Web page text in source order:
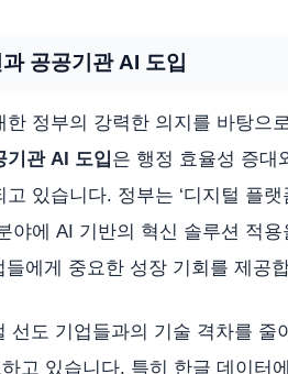
공공기관 AI 도입
정부의 강력한 의지를 바탕으
기관 AI 도입은 행정 효율성 증대
있습니다. 정부는 ‘디지털 플랫
야에 AI 기반의 혁신 솔루션 적
에게 중요한 성장 기회를 제공
선도 기업들과의 기술 격차를 줄
고 있습니다. 특히 한글 데이터